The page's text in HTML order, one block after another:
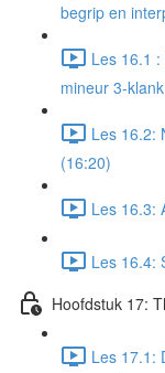
begrip en
Les 16.1
mineur 3-
Les 16.2:
(16:20)
Les 16.3:
Les 16.4:
Hoofdstuk 17:
Les 17.1: